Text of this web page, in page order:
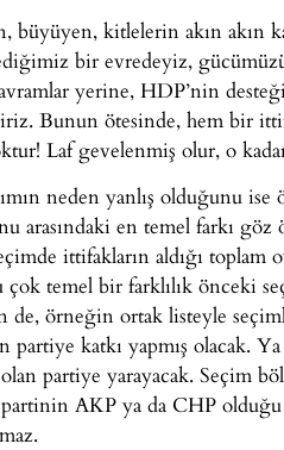
büyüyen, kitlelerin akın akın
bir evredeyiz,
yerine, HDP’nin desteği
Bunun ötesinde, hem bir
Laf gevelenmiş olur, o
neden yanlış olduğunu
arasındaki en temel farkı
ittifakların aldığı
çok temel bir farklılık önceki
de, örneğin ortak listeyle
partiye katkı yapmış olacak.
partiye yarayacak. Seçim
AKP ya da CHP olduğu